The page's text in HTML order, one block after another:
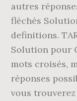
autres
fléchés
definitions.
Solution pour
mots croisés,
réponses
vous